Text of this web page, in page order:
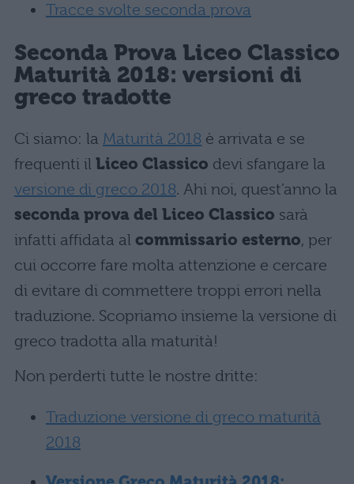
Tracce svolte seconda prova
Seconda Prova Liceo Classico
Maturità 2018: versioni di
greco tradotte
Ci siamo: la Maturità 2018 è arrivata e se
frequenti il Liceo Classico devi sfangare la
versione di greco 2018. Ahi noi, quest’anno la
seconda prova del Liceo Classico sarà
infatti affidata al commissario esterno, per
cui occorre fare molta attenzione e cercare
di evitare di commettere troppi errori nella
traduzione. Scopriamo insieme la versione di
greco tradotta alla maturità!
Non perderti tutte le nostre dritte:
Traduzione versione di greco maturità
2018